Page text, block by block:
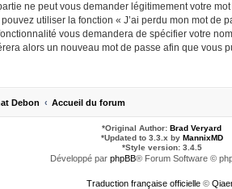
ne peut vous demander légitimement votre
utiliser la fonction « J’ai perdu mon mot de
vous demandera de spécifier votre
alors un nouveau mot de passe afin que vous
Debon Accueil du forum
*Original Author: Brad Veryard
*Updated to 3.3.x by MannixMD
*Style version: 3.4.5
Développé par phpBB® Forum Software ©
Traduction française officielle©